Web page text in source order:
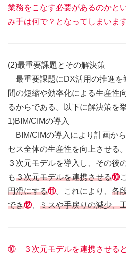
業務をこなす必要があるのかと
み手は何で？となってしまいます
(2)最重要課題とその解決策
最重要課題にDX活用の推進を
間の短縮や効率化による生産性
るからである。以下に解決策を挙
1)BIM/CIMの導入
BIM/CIMの導入により計画か
セス全体の生産性を向上させる
３次元モデルを導入し、その後
も３次元モデルを連携させる⑩
円滑にする⑪。これにより、 各
でき⑫、 ミスや手戻りの減少、
⑩ ３次元モデルを連携させる